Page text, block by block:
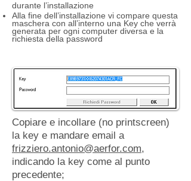
durante l’installazione
Alla fine dell’installazione vi compare questa
maschera con all’interno una Key che verrà
generata per ogni computer diversa e la
richiesta della password
Copiare e incollare (no printscreen)
la key e mandare email a
frizziero.antonio@aerfor.com,
indicando la key come al punto
precedente;